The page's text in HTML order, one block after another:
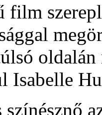
film
Isabelle